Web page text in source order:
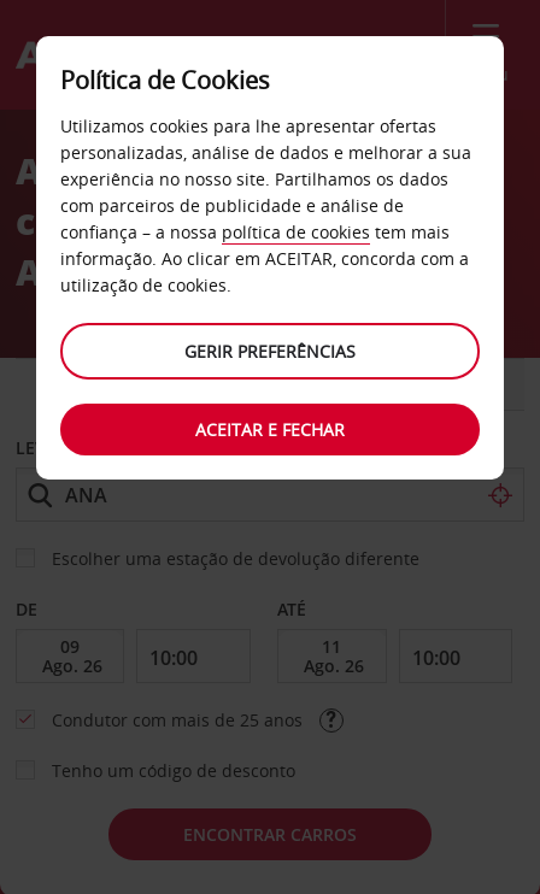
Menu
Welcome
AvisAluguer de
carros Disneylândia em
Anaheim
CARRO COMERCIAIS
LEVANTAR EM
Escolher uma estação de devolução diferente
DE ATÉ
Condutor com mais de 25 anos
Tenho um código de desconto
ENCONTRAR CARROS
Política de Cookies
Utilizamos cookies para lhe apresentar ofertas
personalizadas, análise de dados e melhorar a sua
experiência no nosso site. Partilhamos os dados
com parceiros de publicidade e análise de
confiança – a nossa política de cookies tem mais
informação. Ao clicar em ACEITAR, concorda com a
utilização de cookies.
GERIR PREFERÊNCIAS
ACEITAR E FECHAR